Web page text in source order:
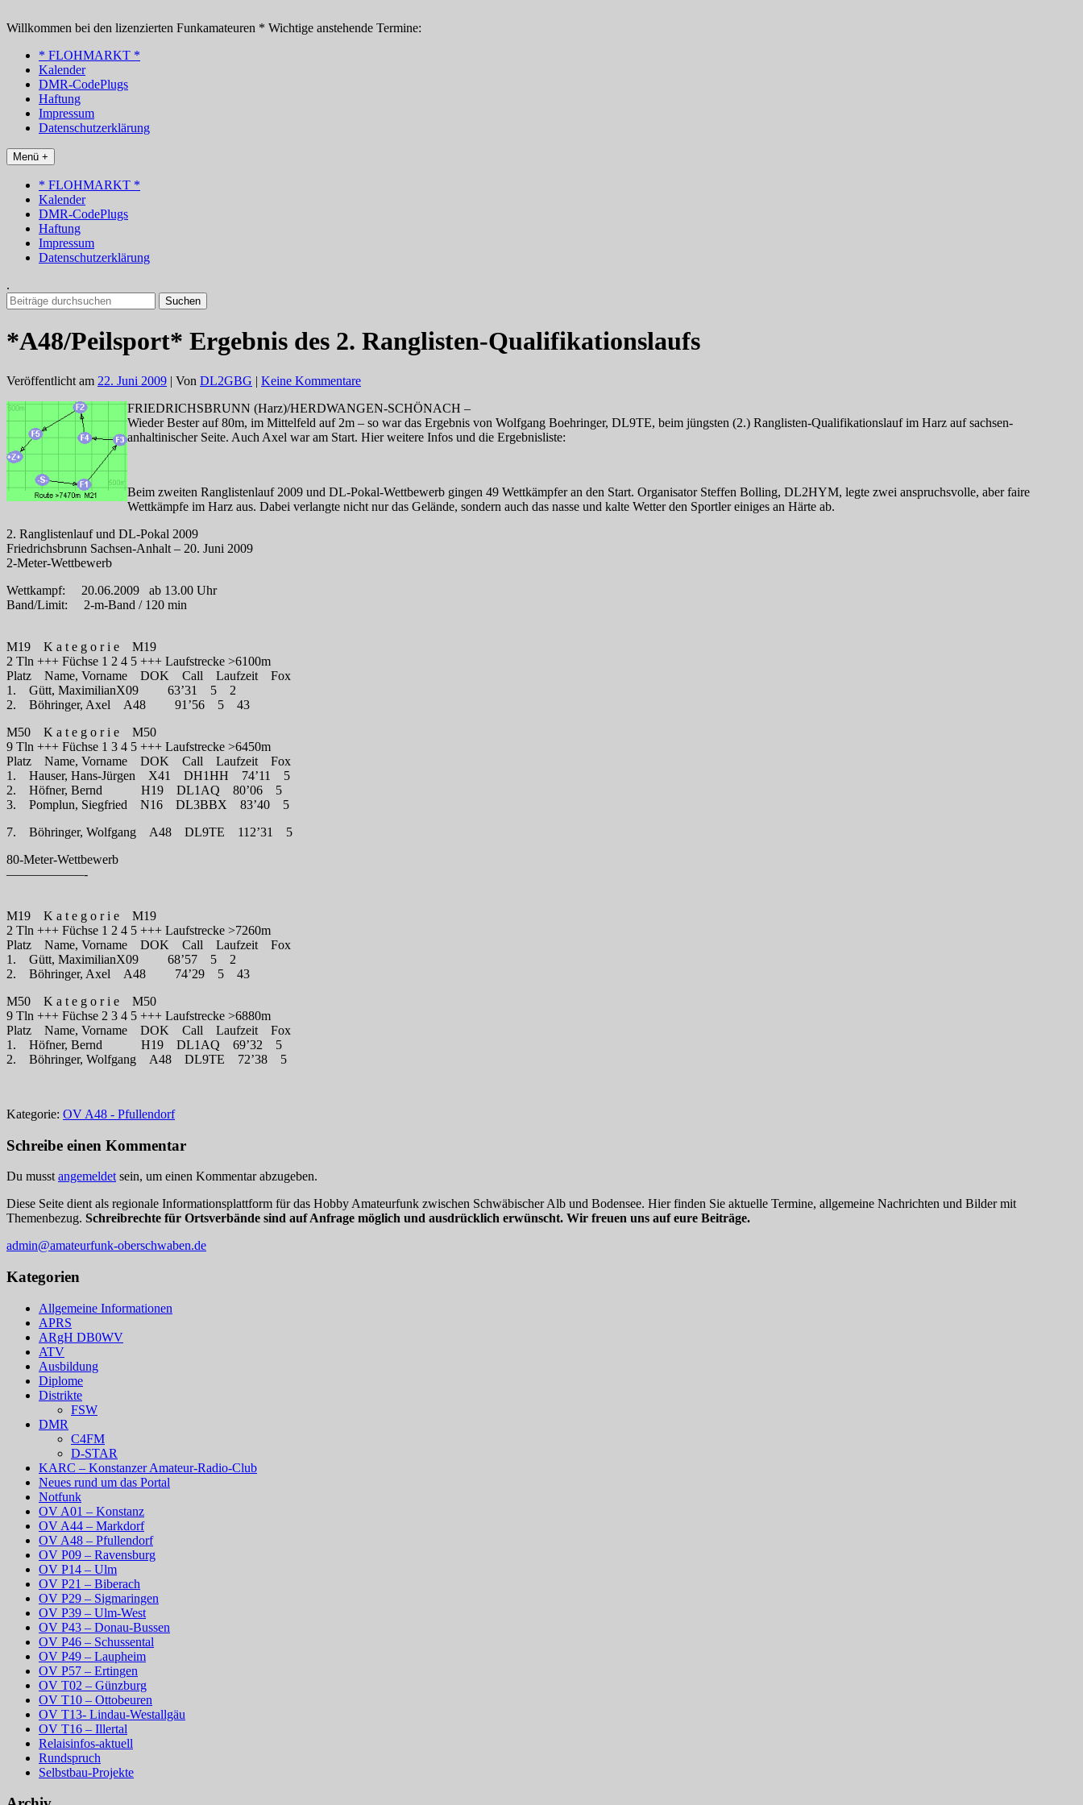
Inhalt
Willkommen bei den lizenzierten Funkamateuren * Wichtige anstehende Termine:
* FLOHMARKT *
Kalender
DMR-CodePlugs
Haftung
Impressum
Datenschutzerklärung
Menü +
* FLOHMARKT *
Kalender
DMR-CodePlugs
Haftung
Impressum
Datenschutzerklärung
.
Suchen
nach:
*A48/Peilsport* Ergebnis des 2. Ranglisten-Qualifikationslaufs
Veröffentlicht am 22. Juni 2009 | Von DL2GBG | Keine Kommentare
FRIEDRICHSBRUNN (Harz)/HERDWANGEN-SCHÖNACH –
Wieder Bester auf 80m, im Mittelfeld auf 2m – so war das Ergebnis von Wolfgang Boehringer, DL9TE, beim jüngsten (2.) Ranglisten-Qualifikationslauf im Harz auf sachsen-
anhaltinischer Seite. Auch Axel war am Start. Hier weitere Infos und die Ergebnisliste:
Beim zweiten Ranglistenlauf 2009 und DL-Pokal-Wettbewerb gingen 49 Wettkämpfer an den Start. Organisator Steffen Bolling, DL2HYM, legte zwei anspruchsvolle, aber faire
Wettkämpfe im Harz aus. Dabei verlangte nicht nur das Gelände, sondern auch das nasse und kalte Wetter den Sportler einiges an Härte ab.
2. Ranglistenlauf und DL-Pokal 2009
Friedrichsbrunn Sachsen-Anhalt – 20. Juni 2009
2-Meter-Wettbewerb
Wettkampf: 20.06.2009 ab 13.00 Uhr
Band/Limit: 2-m-Band / 120 min
M19 K a t e g o r i e M19
2 Tln +++ Füchse 1 2 4 5 +++ Laufstrecke >6100m
Platz Name, Vorname DOK Call Laufzeit Fox
1. Gütt, MaximilianX09 63’31 5 2
2. Böhringer, Axel A48 91’56 5 43
M50 K a t e g o r i e M50
9 Tln +++ Füchse 1 3 4 5 +++ Laufstrecke >6450m
Platz Name, Vorname DOK Call Laufzeit Fox
1. Hauser, Hans-Jürgen X41 DH1HH 74’11 5
2. Höfner, Bernd H19 DL1AQ 80’06 5
3. Pomplun, Siegfried N16 DL3BBX 83’40 5
7. Böhringer, Wolfgang A48 DL9TE 112’31 5
80-Meter-Wettbewerb
——————-
M19 K a t e g o r i e M19
2 Tln +++ Füchse 1 2 4 5 +++ Laufstrecke >7260m
Platz Name, Vorname DOK Call Laufzeit Fox
1. Gütt, MaximilianX09 68’57 5 2
2. Böhringer, Axel A48 74’29 5 43
M50 K a t e g o r i e M50
9 Tln +++ Füchse 2 3 4 5 +++ Laufstrecke >6880m
Platz Name, Vorname DOK Call Laufzeit Fox
1. Höfner, Bernd H19 DL1AQ 69’32 5
2. Böhringer, Wolfgang A48 DL9TE 72’38 5
Kategorie: OV A48 - Pfullendorf
Schreibe einen Kommentar
Du musst angemeldet sein, um einen Kommentar abzugeben.
Diese Seite dient als regionale Informationsplattform für das Hobby Amateurfunk zwischen Schwäbischer Alb und Bodensee. Hier finden Sie aktuelle Termine, allgemeine Nachrichten und Bilder mit
Themenbezug. Schreibrechte für Ortsverbände sind auf Anfrage möglich und ausdrücklich erwünscht. Wir freuen uns auf eure Beiträge.
admin@amateurfunk-oberschwaben.de
Kategorien
Allgemeine Informationen
APRS
ARgH DB0WV
ATV
Ausbildung
Diplome
Distrikte
FSW
DMR
C4FM
D-STAR
KARC – Konstanzer Amateur-Radio-Club
Neues rund um das Portal
Notfunk
OV A01 – Konstanz
OV A44 – Markdorf
OV A48 – Pfullendorf
OV P09 – Ravensburg
OV P14 – Ulm
OV P21 – Biberach
OV P29 – Sigmaringen
OV P39 – Ulm-West
OV P43 – Donau-Bussen
OV P46 – Schussental
OV P49 – Laupheim
OV P57 – Ertingen
OV T02 – Günzburg
OV T10 – Ottobeuren
OV T13- Lindau-Westallgäu
OV T16 – Illertal
Relaisinfos-aktuell
Rundspruch
Selbstbau-Projekte